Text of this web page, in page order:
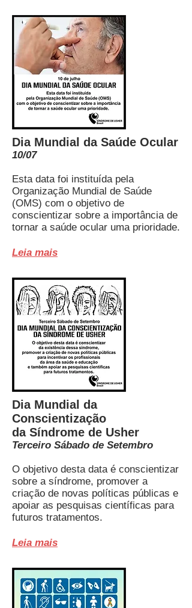
Dia Mundial da Saúde Ocular
10/07
Esta data foi instituída pela
Organização Mundial de Saúde
(OMS) com o objetivo de
conscientizar sobre a importância de
tornar a saúde ocular uma prioridade.
Leia mais
Dia Mundial da
Conscientização
da Síndrome de Usher
Terceiro Sábado de Setembro
O objetivo desta data é conscientizar
sobre a síndrome, promover a
criação de novas políticas públicas e
apoiar as pesquisas científicas para
futuros tratamentos.
Leia mais